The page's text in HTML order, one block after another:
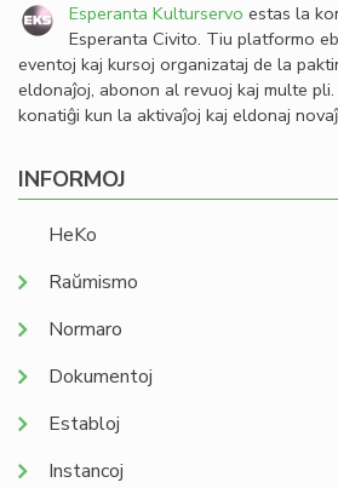
Esperanta Kulturservo estas la
Esperanta Civito. Tiu platformo
eventoj kaj kursoj organizataj de la
eldonaĵoj, abonon al revuoj kaj multe
konatiĝi kun la aktivaĵoj kaj eldonaj
INFORMOJ
HeKo
Raŭmismo
Normaro
Dokumentoj
Establoj
Instancoj